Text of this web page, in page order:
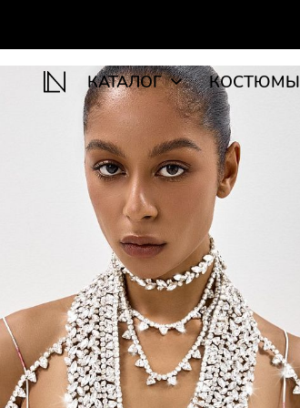
КАТАЛОГ КОСТЮМЫ